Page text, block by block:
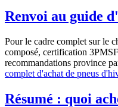
Renvoi au guide
Pour le cadre complet sur le
composé, certification
recommandations province
complet d'achat de pneus
Résumé : quoi